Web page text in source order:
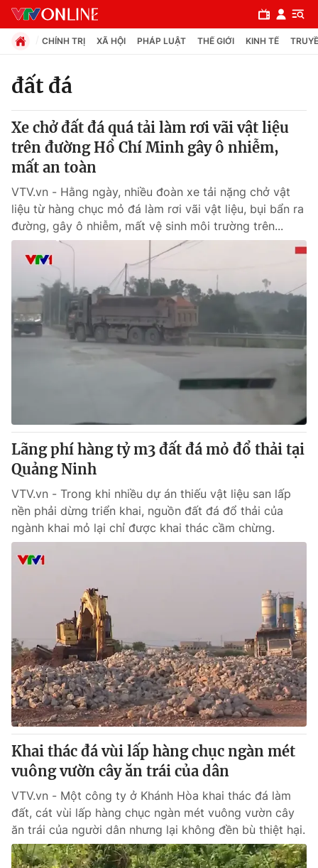
Chuyên mục
Chính trị
Pháp luật
Y tế
Thế giới
Tin tức
Góc doanh nghiệp
Truyền hình
Phim VTV
Hậu trường
Nhân vật
Khán giả
Giải trí
Điện ảnh
Âm nhạc
Sao
Đời sống
Du lịch
Chất lượng cuộc sống
Giáo dục
Học trực tuyến
Hitech Công nghệ tương lai
Sản phẩm
Thị trường
Tư vấn
Giao lưu trực tuyến
Lịch phát sóng
Chuyên mục khác
Emagazine Podcast
Photo Infographic
Video Shorts video
CHÍNH TRỊ XÃ HỘI PHÁP LUẬT THẾ GIỚI KINH TẾ
đất đá
Xe chở đất đá quá tải làm rơi vãi vật liệu
trên đường Hồ Chí Minh gây ô nhiễm,
mất an toàn
VTV.vn - Hằng ngày, nhiều đoàn xe tải nặng chở vật
liệu từ hàng chục mỏ đá làm rơi vãi vật liệu, bụi bẩn ra
đường, gây ô nhiễm, mất vệ sinh môi trường trên...
Lãng phí hàng tỷ m3 đất đá mỏ đổ thải tại
Quảng Ninh
VTV.vn - Trong khi nhiều dự án thiếu vật liệu san lấp
nền phải dừng triển khai, nguồn đất đá đổ thải của
ngành khai mỏ lại chỉ được khai thác cầm chừng.
Khai thác đá vùi lấp hàng chục ngàn mét
vuông vườn cây ăn trái của dân
VTV.vn - Một công ty ở Khánh Hòa khai thác đá làm
đất, cát vùi lấp hàng chục ngàn mét vuông vườn cây
ăn trái của người dân nhưng lại không đền bù thiệt hại.